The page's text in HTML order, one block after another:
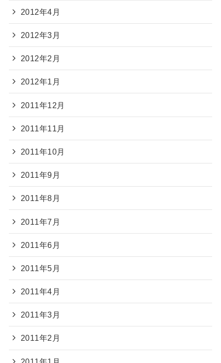
2012年4月
2012年3月
2012年2月
2012年1月
2011年12月
2011年11月
2011年10月
2011年9月
2011年8月
2011年7月
2011年6月
2011年5月
2011年4月
2011年3月
2011年2月